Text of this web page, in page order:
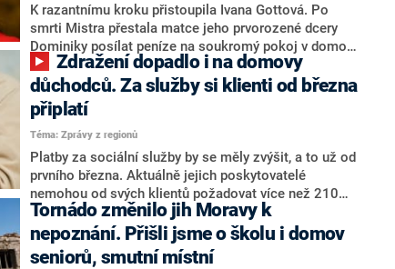
K razantnímu kroku přistoupila Ivana Gottová. Po
smrti Mistra přestala matce jeho prvorozené dcery
Dominiky posílat peníze na soukromý pokoj v domově
seniorů. Finanční pomoc ukončila poté, co se na
Dominiku naštvala. Ta se rozhodla o pomoc poprosit
přátelé, a nyní jak ji, tak její matku, sponzoruje
hudebník Gabriel Grillotti. S informací přišel web Aha!.
důchodců. Za služby si klienti od března
připlatí
Téma: Zprávy z regionů
Platby za sociální služby by se měly zvýšit, a to už od
prvního března. Aktuálně jejich poskytovatelé
nemohou od svých klientů požadovat více než 210
korun na ubytování a 170 korun za stravu na den. A to
je podle jejich zkušeností vzhledem k prudkému růstu
cen zoufale málo.
Tornádo změnilo jih Moravy k
nepoznání. Přišli jsme o školu i domov
seniorů, smutní místní